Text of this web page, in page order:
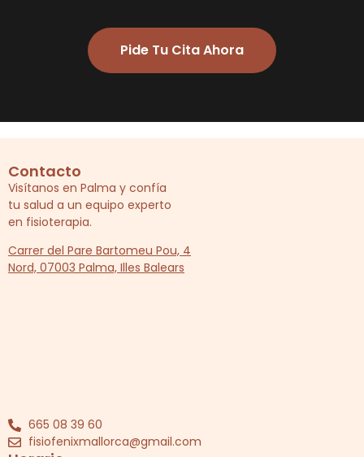
Pide Tu Cita Ahora
Contacto
Visítanos en Palma y confía
tu salud a un equipo experto
en fisioterapia.
Carrer del Pare Bartomeu Pou, 4
Nord, 07003 Palma, Illes Balears
665 08 39 60
fisiofenixmallorca@gmail.com